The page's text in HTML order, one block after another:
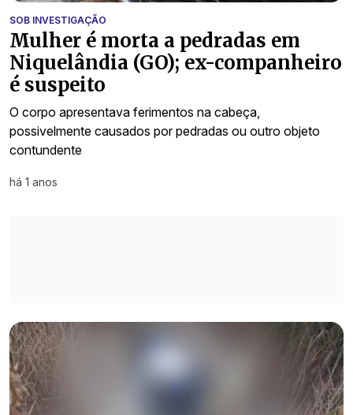
SOB INVESTIGAÇÃO
Mulher é morta a pedradas em
Niquelândia (GO); ex-companheiro
é suspeito
O corpo apresentava ferimentos na cabeça,
possivelmente causados por pedradas ou outro objeto
contundente
há 1 anos